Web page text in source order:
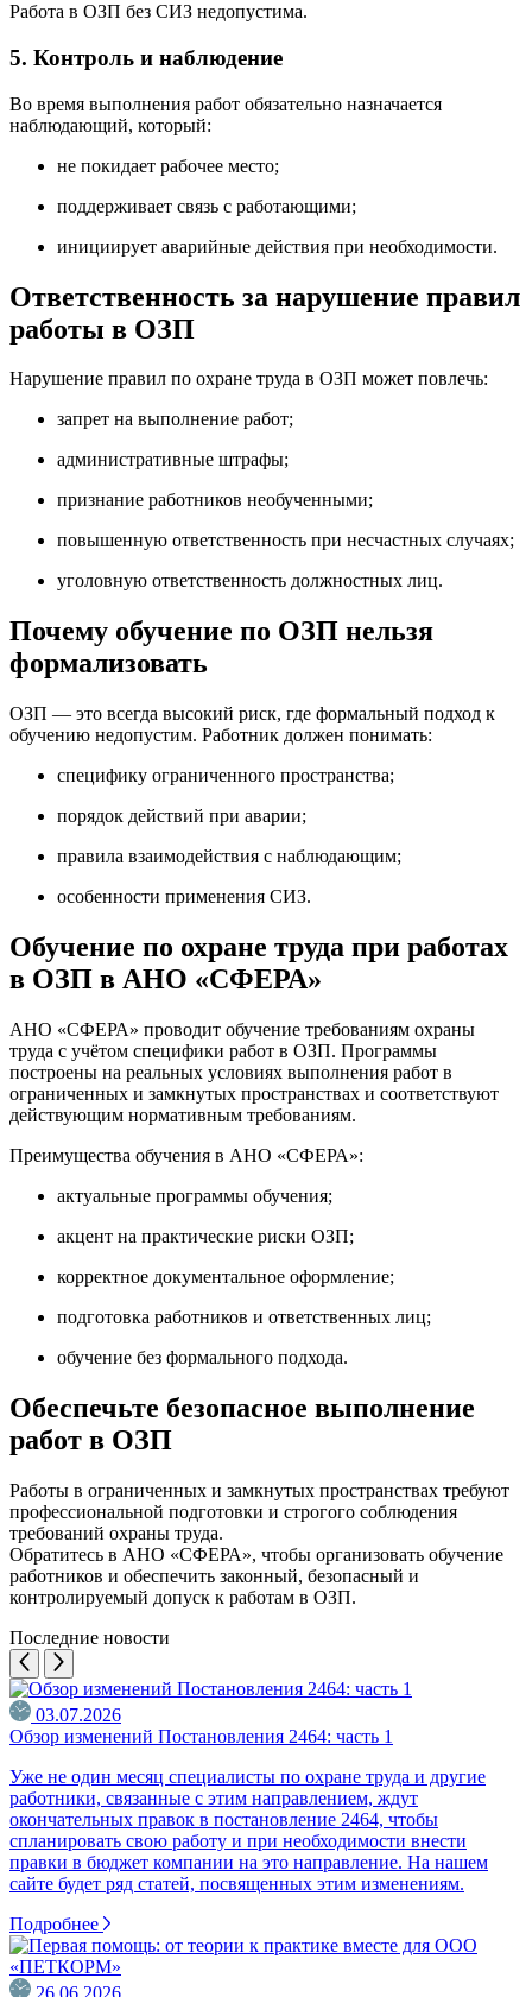
Работа в ОЗП без СИЗ недопустима.
5. Контроль и наблюдение
Во время выполнения работ обязательно назначается
наблюдающий, который:
не покидает рабочее место;
поддерживает связь с работающими;
инициирует аварийные действия при необходимости.
Ответственность за нарушение правил
работы в ОЗП
Нарушение правил по охране труда в ОЗП может повлечь:
запрет на выполнение работ;
административные штрафы;
признание работников необученными;
повышенную ответственность при несчастных случаях;
уголовную ответственность должностных лиц.
Почему обучение по ОЗП нельзя
формализовать
ОЗП — это всегда высокий риск, где формальный подход к
обучению недопустим. Работник должен понимать:
специфику ограниченного пространства;
порядок действий при аварии;
правила взаимодействия с наблюдающим;
особенности применения СИЗ.
Обучение по охране труда при работах
в ОЗП в АНО «СФЕРА»
АНО «СФЕРА» проводит обучение требованиям охраны
труда с учётом специфики работ в ОЗП. Программы
построены на реальных условиях выполнения работ в
ограниченных и замкнутых пространствах и соответствуют
действующим нормативным требованиям.
Преимущества обучения в АНО «СФЕРА»:
актуальные программы обучения;
акцент на практические риски ОЗП;
корректное документальное оформление;
подготовка работников и ответственных лиц;
обучение без формального подхода.
Обеспечьте безопасное выполнение
работ в ОЗП
Работы в ограниченных и замкнутых пространствах требуют
профессиональной подготовки и строгого соблюдения
требований охраны труда.
Обратитесь в АНО «СФЕРА», чтобы организовать обучение
работников и обеспечить законный, безопасный и
контролируемый допуск к работам в ОЗП.
Последние новости
03.07.2026
Обзор изменений Постановления 2464: часть 1
Уже не один месяц специалисты по охране труда и другие
работники, связанные с этим направлением, ждут
окончательных правок в постановление 2464, чтобы
спланировать свою работу и при необходимости внести
правки в бюджет компании на это направление. На нашем
сайте будет ряд статей, посвященных этим изменениям.
Подробнее
26.06.2026